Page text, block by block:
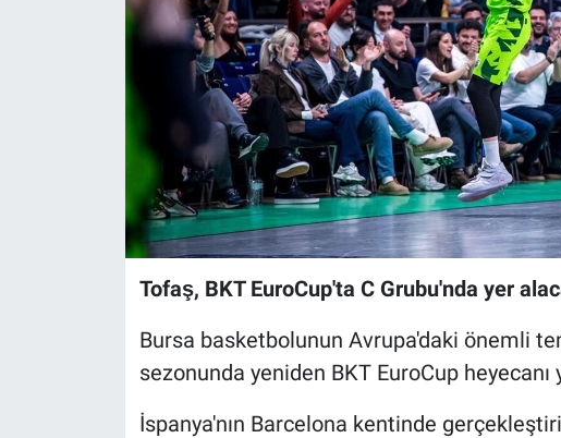
Tofaş, BKT EuroCup'ta C Grubu'nda yer
Bursa basketbolunun Avrupa'daki önemli
sezonunda yeniden BKT EuroCup heyecanı
İspanya'nın Barcelona kentinde
Ekonomi
Teknoloji
Magazin